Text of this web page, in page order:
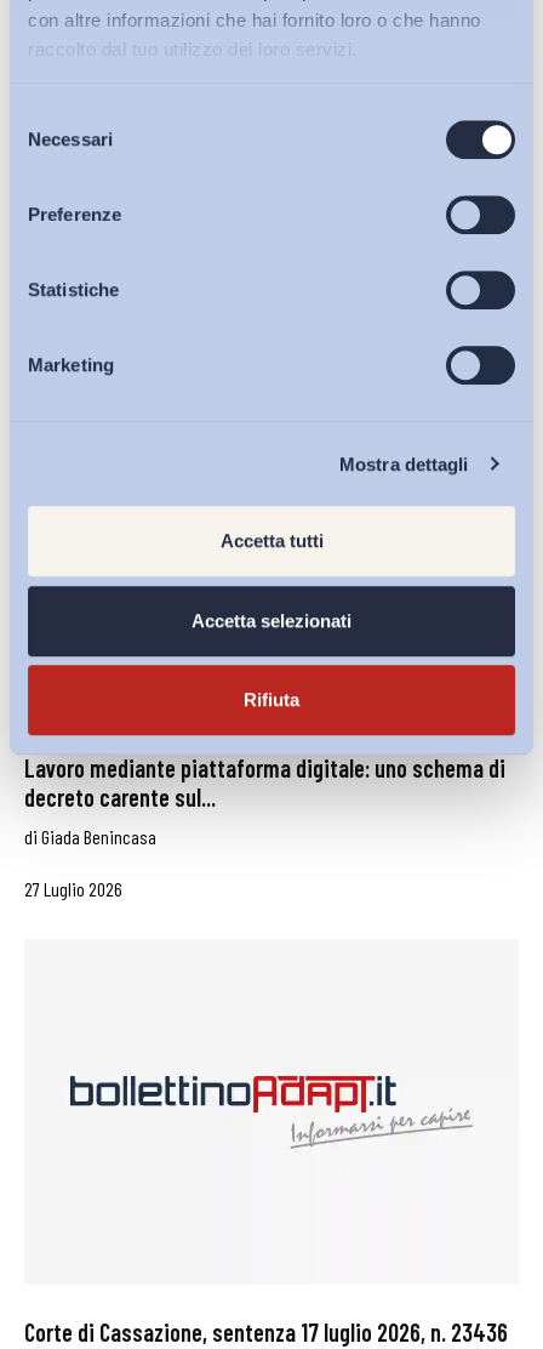
con altre informazioni che hai fornito loro o che hanno
raccolto dal tuo utilizzo dei loro servizi.
delNecessari
Preferenze
Statistiche
Marketing
Mostra dettagli
Accetta tutti
Accetta selezionati
Rifiuta
Bollettini ADAPT
Articoli
Osservatori
Eventi
Plusil 23 gennaio 2026
Condividi su:
Lavoro mediante piattaforma digitale: uno schema di
decreto carente sul...
di Giada Benincasa
27 Luglio 2026
Corte di Cassazione, sentenza 17 luglio 2026, n. 23436